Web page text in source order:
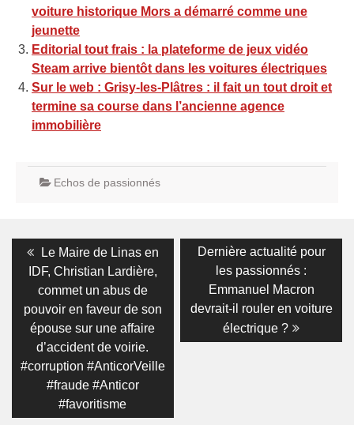
voiture historique Mors a démarré comme une
jeunette
Editorial tout frais : la plateforme de jeux vidéo
Steam arrive bientôt dans les voitures électriques
Sur le web : Grisy-les-Plâtres : il fait un tout droit et
termine sa course dans l’ancienne agence
immobilière
Echos de passionnés
Navigation
de
l’article
Previous
post:
Le Maire de Linas en
IDF, Christian Lardière,
commet un abus de
pouvoir en faveur de son
épouse sur une affaire
d’accident de voirie.
#corruption #AnticorVeille
#fraude #Anticor
#favoritisme
Next
post:
Dernière actualité pour
les passionnés :
Emmanuel Macron
devrait-il rouler en voiture
électrique ?